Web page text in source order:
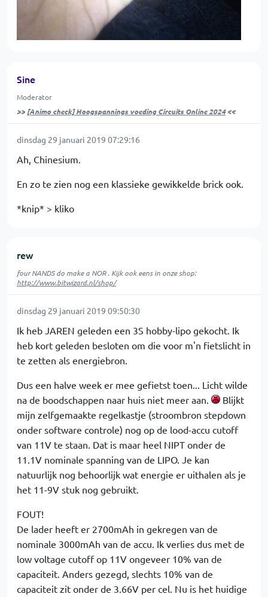
Sine
Moderator
>> [Animo check] Hoogspannings voeding Circuits Online 2024<<
dinsdag 29 januari 2019 07:29:16
Ah, Chinesium.
En zo te zien nog een klassieke gewikkelde brick ook.
*knip* > kliko
rew
four NANDS do make a NOR . Kijk ook eens in onze shop:
http://www.bitwizard.nl/shop/
dinsdag 29 januari 2019 09:50:30
Ik heb JAREN geleden een 3S hobby-lipo gekocht. Ik
heb kort geleden besloten om die voor m'n fietslicht in
te zetten als energiebron.
Dus een halve week er mee gefietst toen... Licht wilde
na de boodschappen naar huis niet meer aan.
Blijkt
mijn zelfgemaakte regelkastje (stroombron stepdown
onder software controle) nog op de lood-accu cutoff
van 11V te staan. Dat is maar heel NIPT onder de
11.1V nominale spanning van de LIPO. Je kan
natuurlijk nog behoorlijk wat energie er uithalen als je
het 11-9V stuk nog gebruikt.
FOUT!
De lader heeft er 2700mAh in gekregen van de
nominale 3000mAh van de accu. Ik verlies dus met de
low voltage cutoff op 11V ongeveer 10% van de
capaciteit. Anders gezegd, slechts 10% van de
capaciteit zit onder de 3.66V per cel. Nu is het huidige